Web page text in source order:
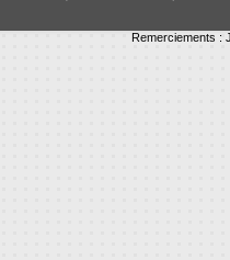
Remerciements :